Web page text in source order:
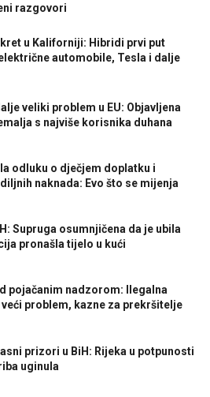
razgovori
u Kaliforniji: Hibridi prvi put
automobile, Tesla i dalje
veliki problem u EU: Objavljena
s najviše korisnika duhana
odluku o dječjem doplatku i
naknada: Evo što se mijenja
Supruga osumnjičena da je ubila
pronašla tijelo u kući
pojačanim nadzorom: Ilegalna
veći problem, kazne za prekršitelje
prizori u BiH: Rijeka u potpunosti
uginula